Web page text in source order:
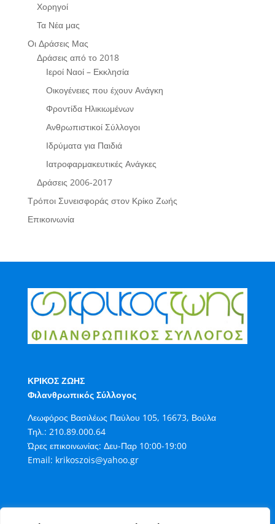
Χορηγοί
Τα Νέα μας
Οι Δράσεις Μας
Δράσεις από το 2018
Ιεροί Ναοί – Εκκλησία
Οικογένειες που έχουν Ανάγκη
Φροντίδα Ηλικιωμένων
Ανθρωπιστικοί Σύλλογοι
Ιδρύματα για Παιδιά
Ιατροφαρμακευτικές Ανάγκες
Δράσεις 2006-2017
Τρόποι Συνεισφοράς στον Κρίκο Ζωής
Επικοινωνία
ΚΡΙΚΟΣ ΖΩΗΣ
Φιλανθρωπικός Σύλλογος
Λεωφόρος Βασιλέως Παύλου 105, 16673, Βούλα
Τηλ.: 210.89.000.64
Ώρες επικοινωνίας: Δευ-Παρ 10:00-19:00
Email: krikoszois@yahoo.gr